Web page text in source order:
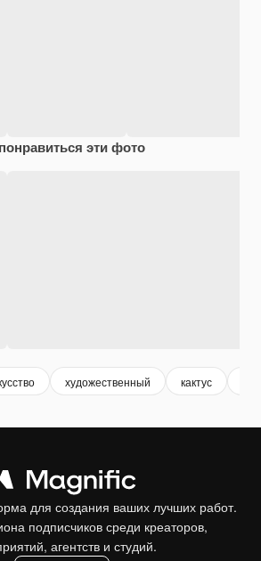
эти фото
художественный кактус
для создания ваших лучших работ.
подписчиков среди креаторов,
агентств и студий.